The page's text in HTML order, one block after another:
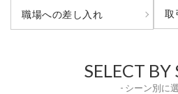
職場への差し入れ 取
SELECT BY
- シーン別に